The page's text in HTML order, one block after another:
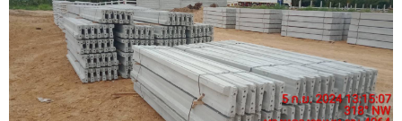
ผลงานของเรา